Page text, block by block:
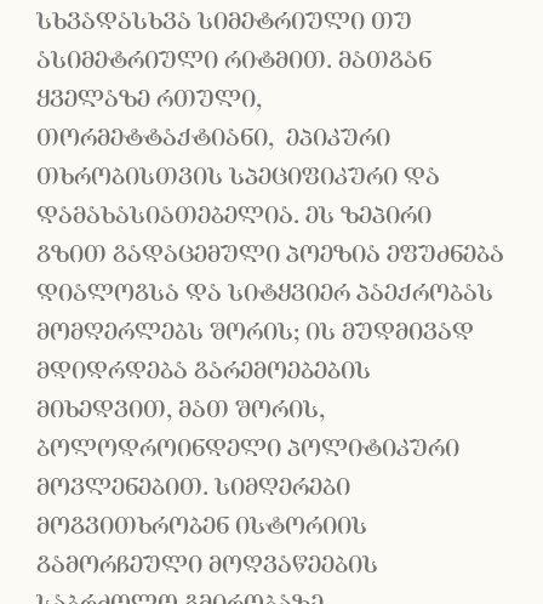
სხვადასხვა სიმეტრიული თუ
ასიმეტრიული რიტმით. მათგან
ყველაზე რთული,
თორმეტტაქტიანი, ეპიკური
თხრობისთვის სპეციფიკური და
დამახასიათებელია. ეს ზეპირი
გზით გადაცემული პოეზია ეფუძნება
დიალოგსა და სიტყვიერ პაექრობას
მომღერლებს შორის; ის მუდმივად
მდიდრდება გარემოებების
მიხედვით, მათ შორის,
ბოლოდროინდელი პოლიტიკური
მოვლენებით. სიმღერები
მოგვითხრობენ ისტორიის
გამორჩეული მოღვაწეების